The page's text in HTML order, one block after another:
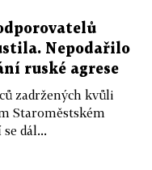
Nepodařilo
ruské agrese
zadržených kvůli
Staroměstském
dál...